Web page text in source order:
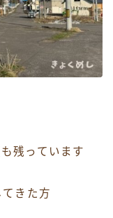
残っています
きた方